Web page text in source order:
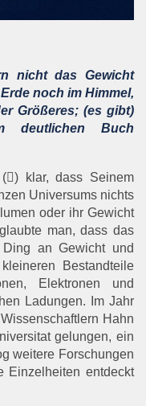
nicht das Gewicht
noch im Himmel,
Größeres; (es gibt)
deutlichen Buch
klar, dass Seinem
Universums nichts
oder ihr Gewicht
man, dass das
an Gewicht und
Bestandteile
Elektronen und
Ladungen. Im Jahr
Hahn
gelungen, ein
weitere Forschungen
Einzelheiten entdeckt